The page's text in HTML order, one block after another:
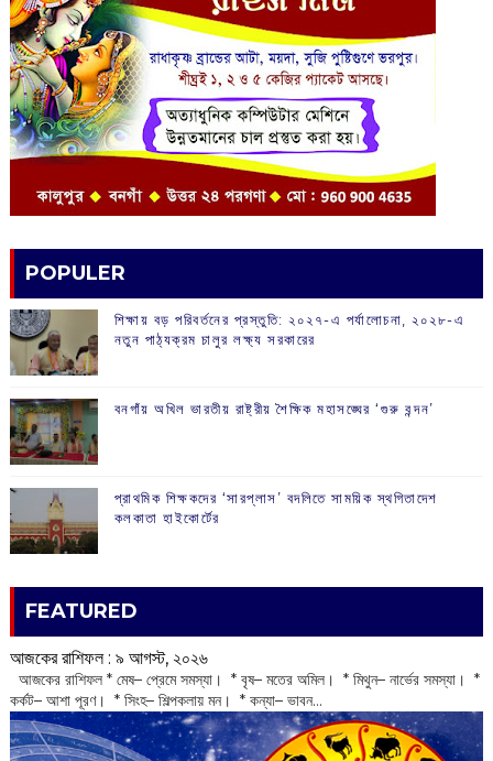
POPULER
শিক্ষায় বড় পরিবর্তনের প্রস্তুতি: ২০২৭-এ পর্যালোচনা, ২০২৮-এ
নতুন পাঠ্যক্রম চালুর লক্ষ্য সরকারের
বনগাঁয় অখিল ভারতীয় রাষ্ট্রীয় শৈক্ষিক মহাসঙ্ঘের ‘গুরু বন্দন’
প্রাথমিক শিক্ষকদের ‘সারপ্লাস’ বদলিতে সাময়িক স্থগিতাদেশ
কলকাতা হাইকোর্টের
FEATURED
আজকের রাশিফল :‌ ‌‌৯ আগস্ট, ২০২৬
‌ আজকের রাশিফল * মেষ– প্রেমে সমস্যা। * বৃষ– মতের অমিল। * মিথুন– নার্ভের সমস্যা। *
কর্কট– আশা পূরণ। * সিংহ– শিল্পকলায় মন। * কন্যা– ভাবন...